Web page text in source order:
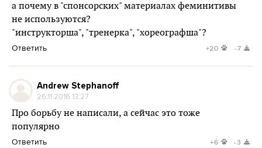
а почему в "спонсорских" материалах феминитивы
не используются?
"инструкторша", "тренерка", "хореографша"?
Ответить +20 -7
Andrew Stephanoff
26.11.2016 13:27
Про борьбу не написали, а сейчас это тоже
популярно
Ответить +6 -3